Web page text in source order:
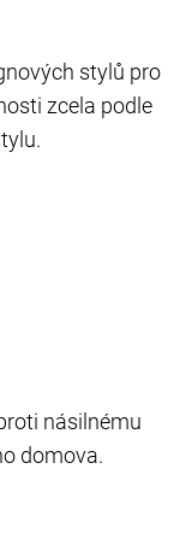
stylů pro
zcela podle
násilnému
domova.